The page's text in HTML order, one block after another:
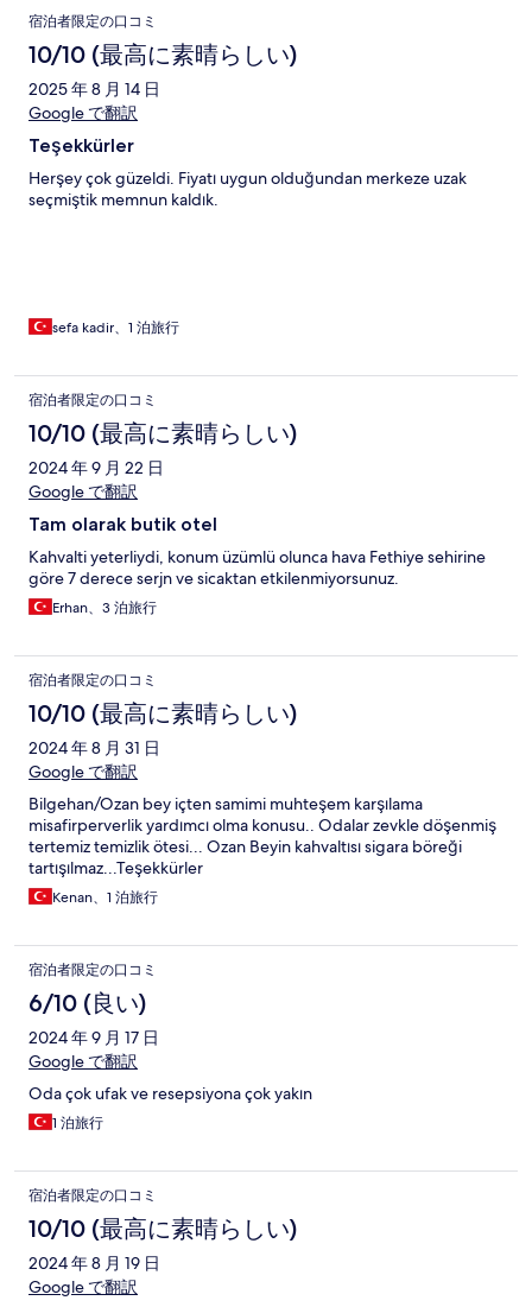
宿泊者限定の口コミ
10/10 (最高に素晴らしい)
2025 年 8 月 14 日
Google で翻訳
Teşekkürler
Herşey çok güzeldi. Fiyatı uygun olduğundan merkeze uzak
seçmiştik memnun kaldık.
sefa kadir、1 泊旅行
宿泊者限定の口コミ
10/10 (最高に素晴らしい)
2024 年 9 月 22 日
Google で翻訳
Tam olarak butik otel
Kahvalti yeterliydi, konum üzümlü olunca hava Fethiye sehirine
göre 7 derece serjn ve sicaktan etkilenmiyorsunuz.
Erhan、3 泊旅行
宿泊者限定の口コミ
10/10 (最高に素晴らしい)
2024 年 8 月 31 日
Google で翻訳
Bilgehan/Ozan bey içten samimi muhteşem karşılama
misafirperverlik yardımcı olma konusu.. Odalar zevkle döşenmiş
tertemiz temizlik ötesi... Ozan Beyin kahvaltısı sigara böreği
tartışılmaz...Teşekkürler
Kenan、1 泊旅行
宿泊者限定の口コミ
6/10 (良い)
2024 年 9 月 17 日
Google で翻訳
Oda çok ufak ve resepsiyona çok yakın
1 泊旅行
宿泊者限定の口コミ
10/10 (最高に素晴らしい)
2024 年 8 月 19 日
Google で翻訳